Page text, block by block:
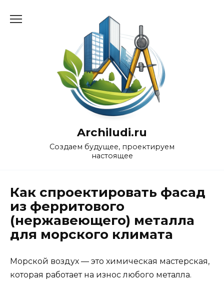
Archiludi.ru
Создаем будущее, проектируем
настоящее
Как спроектировать фасад
из ферритового
(нержавеющего) металла
для морского климата
Морской воздух — это химическая мастерская,
которая работает на износ любого металла.